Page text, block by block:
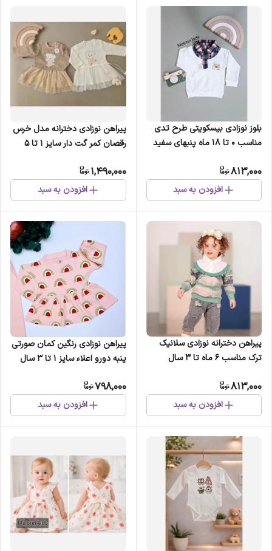
بلوز نوزادی بیسکویتی طرح تدی
مناسب 0 تا 18 ماه پنبهای سفید
813,000
افزودن به سبد
پیراهن نوزادی دخترانه مدل خرس
رقصان کمر گت دار سایز 1 تا 5
1,490,000
افزودن به سبد
پیراهن دخترانه نوزادی سلانیک
ترک مناسب 6 ماه تا 3 سال
سرخابی
813,000
افزودن به سبد
پیراهن نوزادی رنگین کمان صورتی
پنبه دورو اعلاء سایز 1 تا 3 سال
798,000
افزودن به سبد